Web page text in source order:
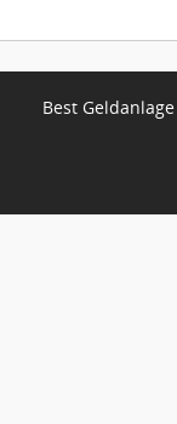
Best Geldanlage